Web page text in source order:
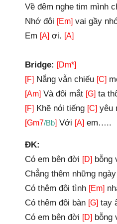
Về đêm nghe tim mình
Nhớ đôi [Em] vai gầy
Em [A] ơi. [A]
Bridge: [Dm*]
[F] Nắng vẫn chiếu [C]
[Am] Và đôi mắt [G] ta
[F] Khẽ nói tiếng [C] yêu
[Gm7/Bb] Với [A] em…..
ĐK:
Có em bên đời [D] bỗng
Chẳng thêm những ngày
Có thêm đôi tình [Em]
Có thêm đôi bàn [G] tay
Có em bên đời [D] bỗng